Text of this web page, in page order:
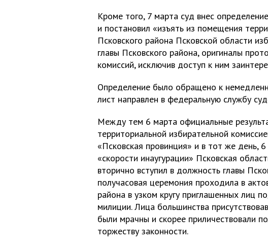
Кроме того, 7 марта суд внес
и постановил «изъять из помещения
Псковского района Псковской области
главы Псковского района, оригиналы
комиссий, исключив доступ к ним
Определение было обращено к
лист направлен в федеральную службу
Между тем 6 марта официальные
территориальной избирательной
«Псковская провинция» и в тот же день,
«скорости инаугурации» Псковская
вторично вступил в должность главы
получасовая церемония проходила в
района в узком кругу приглашенных лиц
милиции. Лица большинства
были мрачны и скорее приличествовали
торжеству законности.